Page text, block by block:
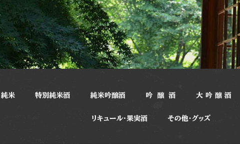
純米 特別純米酒 純米吟醸酒 吟 醸 酒 大 吟 醸 酒
リキュール・果実酒 その他・グッズ